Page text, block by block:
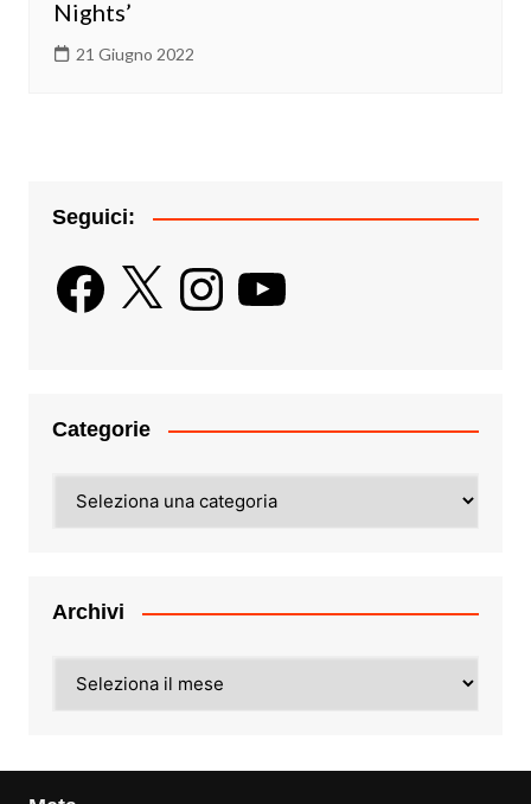
Nights’
21 Giugno 2022
Seguici:
Facebook
X InstagramYouTube
Categorie
Archivi